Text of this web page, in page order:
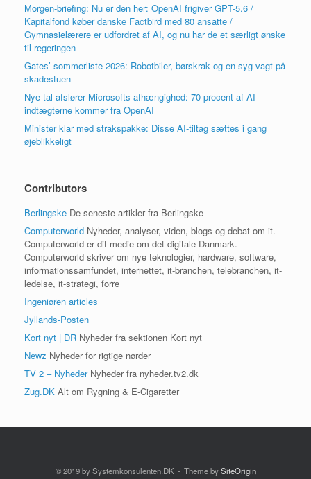
Morgen-briefing: Nu er den her: OpenAI frigiver GPT-5.6 /
Kapitalfond køber danske Factbird med 80 ansatte /
Gymnasielærere er udfordret af AI, og nu har de et særligt ønske
til regeringen
Gates’ sommerliste 2026: Robotbiler, børskrak og en syg vagt på
skadestuen
Nye tal afslører Microsofts afhængighed: 70 procent af AI-
indtægterne kommer fra OpenAI
Minister klar med strakspakke: Disse AI-tiltag sættes i gang
øjeblikkeligt
Contributors
Berlingske De seneste artikler fra Berlingske
Computerworld Nyheder, analyser, viden, blogs og debat om it.
Computerworld er dit medie om det digitale Danmark.
Computerworld skriver om nye teknologier, hardware, software,
informationssamfundet, internettet, it-branchen, telebranchen, it-
ledelse, it-strategi, forre
Ingeniøren articles
Jyllands-Posten
Kort nyt | DR Nyheder fra sektionen Kort nyt
Newz Nyheder for rigtige nørder
TV 2 – NyhederNyheder fra nyheder.tv2.dk
Zug.DK Alt om Rygning & E-Cigaretter
© 2019 by Systemkonsulenten.DK Theme bySiteOrigin